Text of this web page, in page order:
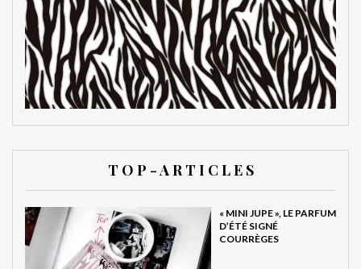
T O P - A R T I C L E S
« MINI JUPE », LE PARFUM
D’ÉTÉ SIGNÉ
COURRÈGES